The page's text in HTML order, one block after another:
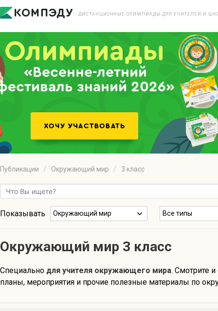
ДИСТАНЦИОННЫЕ ОЛИМПИАДЫ ДЛЯ УЧИТЕЛЕЙ И
«Весенне-летний
знаний 2026»
Публикации Окружающий мир 3 класс
Показывать Окружающий мир Все типы
Окружающий мир 3 класс
Специально для учителя окружающего мира. Смотрите и
планы, мероприятия и прочие полезные материалы по